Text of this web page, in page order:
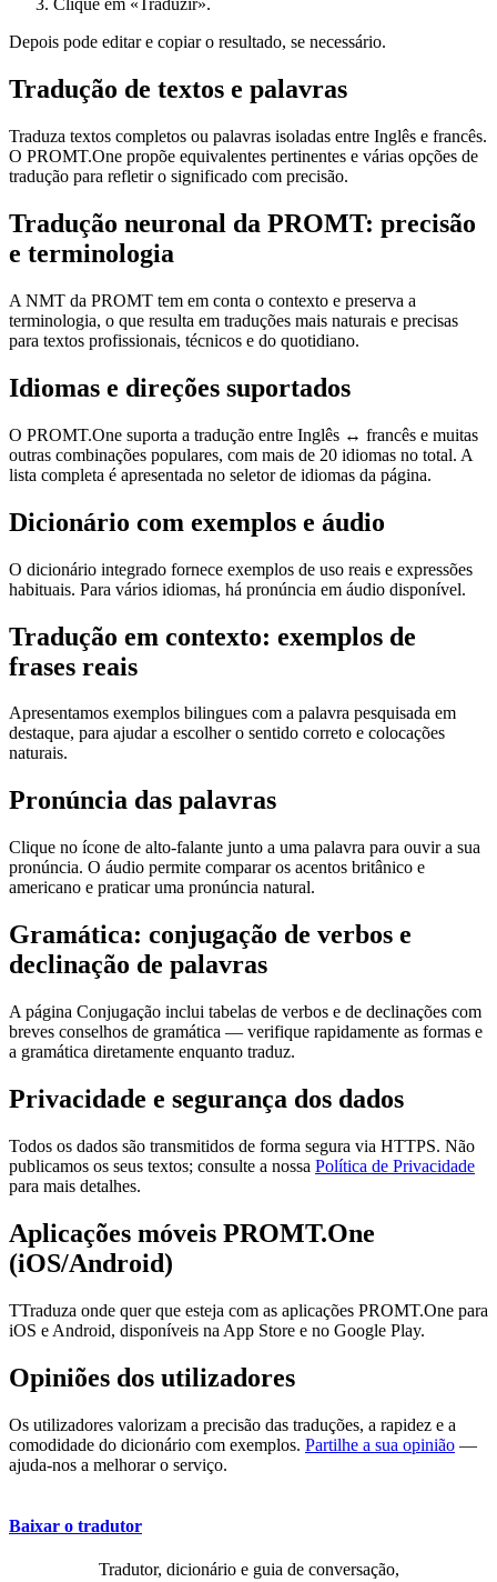
Clique em «Traduzir».
Depois pode editar e copiar o resultado, se necessário.
Tradução de textos e palavras
Traduza textos completos ou palavras isoladas entre Inglês e francês.
O PROMT.One propõe equivalentes pertinentes e várias opções de
tradução para refletir o significado com precisão.
Tradução neuronal da PROMT: precisão
e terminologia
A NMT da PROMT tem em conta o contexto e preserva a
terminologia, o que resulta em traduções mais naturais e precisas
para textos profissionais, técnicos e do quotidiano.
Idiomas e direções suportados
O PROMT.One suporta a tradução entre Inglês ↔ francês e muitas
outras combinações populares, com mais de 20 idiomas no total. A
lista completa é apresentada no seletor de idiomas da página.
Dicionário com exemplos e áudio
O dicionário integrado fornece exemplos de uso reais e expressões
habituais. Para vários idiomas, há pronúncia em áudio disponível.
Tradução em contexto: exemplos de
frases reais
Apresentamos exemplos bilingues com a palavra pesquisada em
destaque, para ajudar a escolher o sentido correto e colocações
naturais.
Pronúncia das palavras
Clique no ícone de alto-falante junto a uma palavra para ouvir a sua
pronúncia. O áudio permite comparar os acentos britânico e
americano e praticar uma pronúncia natural.
Gramática: conjugação de verbos e
declinação de palavras
A página Conjugação inclui tabelas de verbos e de declinações com
breves conselhos de gramática — verifique rapidamente as formas e
a gramática diretamente enquanto traduz.
Privacidade e segurança dos dados
Todos os dados são transmitidos de forma segura via HTTPS. Não
publicamos os seus textos; consulte a nossa Política de Privacidade
para mais detalhes.
Aplicações móveis PROMT.One
(iOS/Android)
TTraduza onde quer que esteja com as aplicações PROMT.One para
iOS e Android, disponíveis na App Store e no Google Play.
Opiniões dos utilizadores
Os utilizadores valorizam a precisão das traduções, a rapidez e a
comodidade do dicionário com exemplos. Partilhe a sua opinião —
ajuda-nos a melhorar o serviço.
Baixar o tradutor
Tradutor, dicionário e guia de conversação,